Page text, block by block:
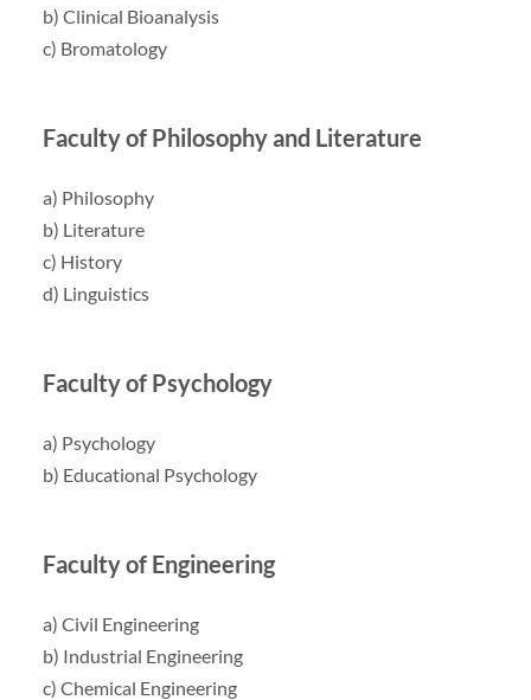
b) Clinical Bioanalysis
c) Bromatology
Faculty of Philosophy and Literature
a) Philosophy
b) Literature
c) History
d) Linguistics
Faculty of Psychology
a) Psychology
b) Educational Psychology
Faculty of Engineering
a) Civil Engineering
b) Industrial Engineering
c) Chemical Engineering